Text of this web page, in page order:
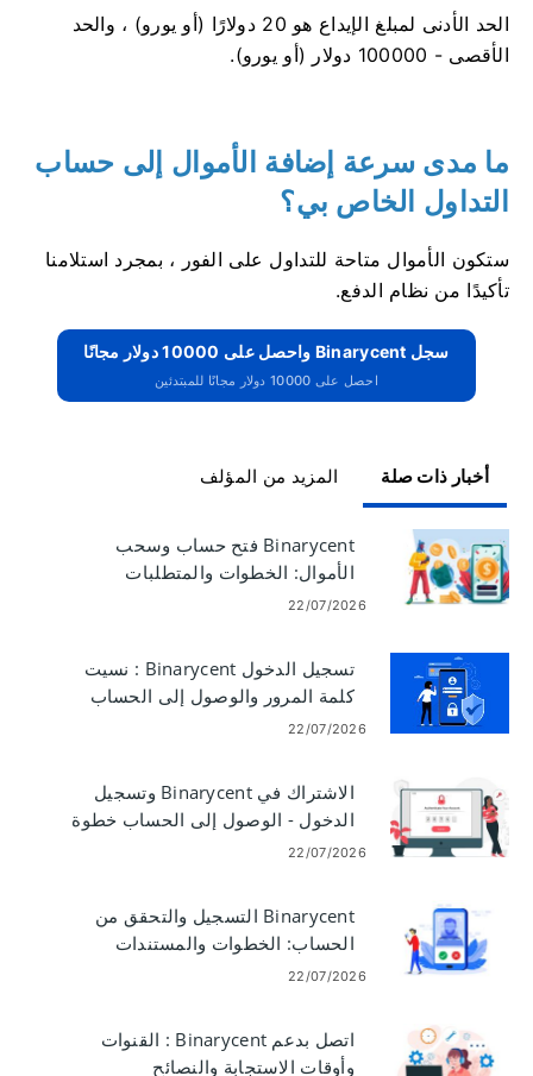
الحد الأدنى لمبلغ الإيداع هو 20 دولارًا (أو يورو) ، والحد
الأقصى - 100000 دولار (أو يورو).
ما مدى سرعة إضافة الأموال إلى حساب
التداول الخاص بي؟
ستكون الأموال متاحة للتداول على الفور ، بمجرد استلامنا
تأكيدًا من نظام الدفع.
سجل Binarycent واحصل على 10000 دولار مجانًا
احصل على 10000 دولار مجانًا للمبتدئين
المزيد من المؤلف أخبار ذات صلة
Binarycent فتح حساب وسحب
الأموال: الخطوات والمتطلبات
22/07/2026
تسجيل الدخول Binarycent : نسيت
كلمة المرور والوصول إلى الحساب
22/07/2026
الاشتراك في Binarycent وتسجيل
الدخول - الوصول إلى الحساب خطوة
بخطوة
22/07/2026
Binarycent التسجيل والتحقق من
الحساب: الخطوات والمستندات
والتوقيت
22/07/2026
اتصل بدعم Binarycent : القنوات
وأوقات الاستجابة والنصائح